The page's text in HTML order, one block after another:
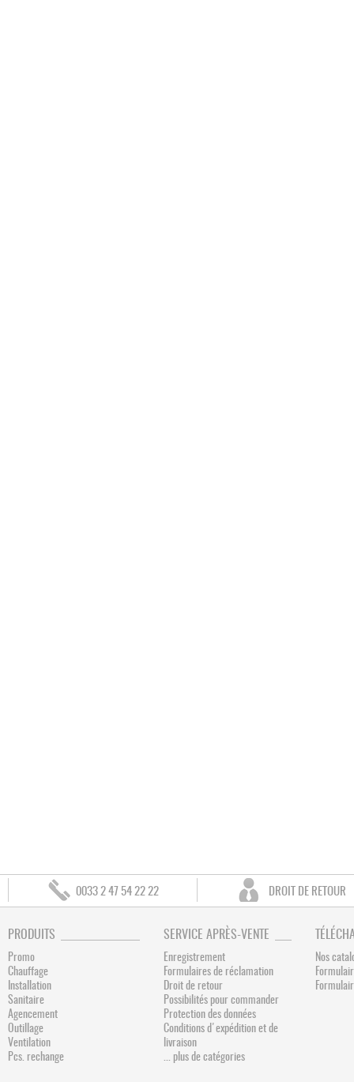
0033 2 47 54 22 22 DROIT DE RETOUR
PRODUITS
Promo
Chauffage
Installation
Sanitaire
Agencement
Outillage
Ventilation
Pcs. rechange
SERVICE APRÈS-VENTE
Enregistrement
Formulaires de réclamation
Droit de retour
Possibilités pour commander
Protection des données
Conditions d'expédition et de
livraison
... plus de catégories
Nos